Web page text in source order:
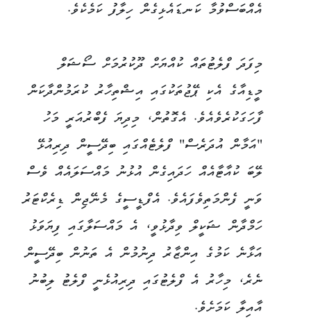
އެއްބަސްވުމާ ކަނޑައެޅިގެން ހިލާފު ކަމެކެވެ.
މިފަދަ ފްލެޓުތައް ކުއްޔަށް ދޫކުރުމަށް ސޯޝަލް
މީޑިއާގެ އެކި ޕޭޖުތަކުގައި އިޝްތިހާރު ކުރަމުންދާކަން
ފާހަގަކުރެވެއެވެ. އެގޮތުން، މިދިޔަ ފެބްރުއަރީ މަހު
"އަމާން އުދަރެސް" ފްލެޓެއްގައި ބިދޭސީން ދިރިއުޅޭ
ލޭބަ ކުއާޓާއެއް ހަދައިގެން އުޅުނު މައްސަލައެއް ވެސް
ވަނީ ފެންމަތިވެފައެވެ. އެފްޑީސީގެ މެނޭޖިން ޑިރެކްޓަރު
ހަމްދާން ޝަކީލް ވިދާޅުވީ، އެ މައްސަލާގައި ފިޔަވަޅު
އަޅާނެ ކަމުގެ އިންޒާރު ދިނުމުން އެ ތަނުން ބިދޭސީން
ނެރެ، މިހާރު އެ ފްލެޓުގައި ދިރިއުޅެނީ ފްލެޓު ލިބުނު
އާއިލާ ކަމަށެވެ.